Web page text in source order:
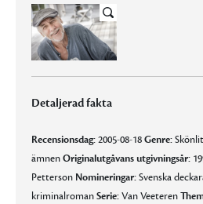
Detaljerad fakta
Recensionsdag:2005-08-18Genre:
ämnenOriginalutgåvans utgivningsår:
Petterson Nomineringar:Svenska
kriminalromanSerie:Van Veeteren